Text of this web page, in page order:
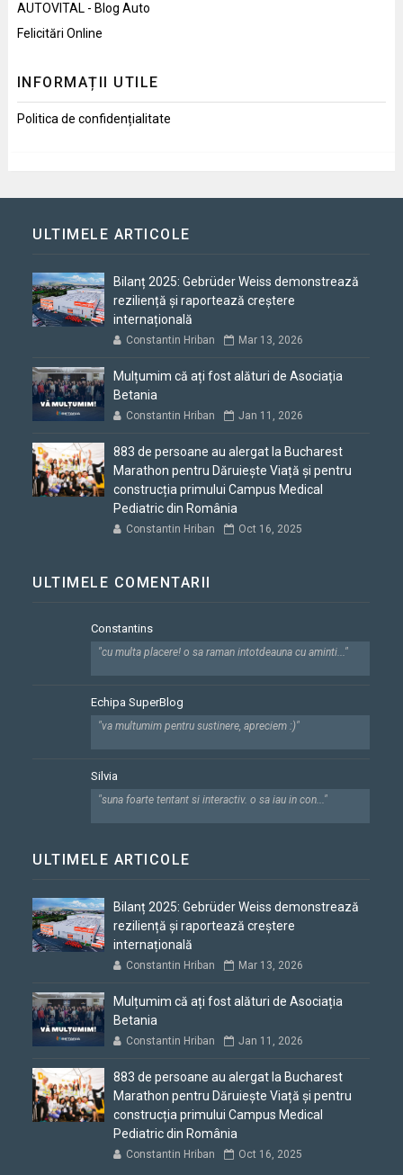
AUTOVITAL - Blog Auto
Felicitări Online
INFORMAȚII UTILE
Politica de confidențialitate
ULTIMELE ARTICOLE
Bilanț 2025: Gebrüder Weiss demonstrează
reziliență și raportează creștere
internațională
Constantin Hriban Mar 13, 2026
Mulțumim că ați fost alături de Asociația
Betania
Constantin Hriban Jan 11, 2026
883 de persoane au alergat la Bucharest
Marathon pentru Dăruiește Viață și pentru
construcția primului Campus Medical
Pediatric din România
Constantin Hriban Oct 16, 2025
ULTIMELE COMENTARII
Constantins
"cu multa placere! o sa raman intotdeauna cu aminti..."
Echipa SuperBlog
"va multumim pentru sustinere, apreciem :)"
Silvia
"suna foarte tentant si interactiv. o sa iau in con..."
ULTIMELE ARTICOLE
Bilanț 2025: Gebrüder Weiss demonstrează
reziliență și raportează creștere
internațională
Constantin Hriban Mar 13, 2026
Mulțumim că ați fost alături de Asociația
Betania
Constantin Hriban Jan 11, 2026
883 de persoane au alergat la Bucharest
Marathon pentru Dăruiește Viață și pentru
construcția primului Campus Medical
Pediatric din România
Constantin Hriban Oct 16, 2025